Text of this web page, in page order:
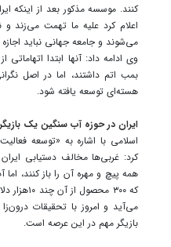
کنند. موسسه مذکور بعد از اینکه
اعلام کرد علیه ما تهمت می‌زند و
می‌شوند و جامعه جهانی نباید
وی ادامه داد: آنها ابتدا
بمب اتم داشتند، اما در اصل
هسته‌ای توسعه یافته شود.
ایران در حوزه آب سنگین یک
اسلامی با اشاره به «توسعه
کرد: غربی‌ها مخالف دستیابی
همه پیچ و مهره‌ آن را باز کنند،
که ۳۰۰
می‌آید و امروز با تحقیقات
بازیگر مهم در این عرصه است.